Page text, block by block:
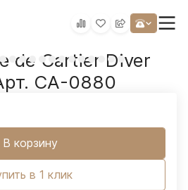
de Cartier Diver
CA-0880
В корзину
в 1 клик